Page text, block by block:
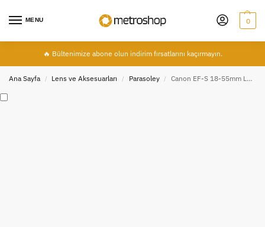
MENU 0
🔥 Bültenimize abone olun indirim fırsatlarını kaçırmayın.
Ana Sayfa / Lens ve Aksesuarları / Parasoley / Canon EF-S 18-55mm Lens İçin EW-60C Parasoley, Lens Hood